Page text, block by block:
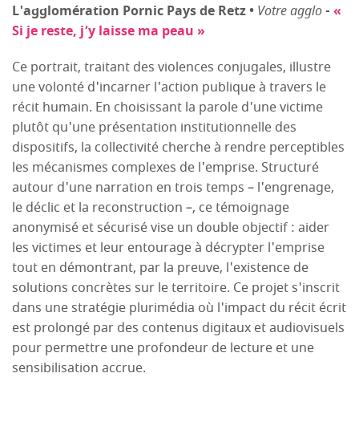
L'agglomération Pornic Pays de Retz • Votre agglo- «
Si je reste, j’y laisse ma peau »
Ce portrait, traitant des violences conjugales, illustre
une volonté d'incarner l'action publique à travers le
récit humain. En choisissant la parole d'une victime
plutôt qu'une présentation institutionnelle des
dispositifs, la collectivité cherche à rendre perceptibles
les mécanismes complexes de l'emprise. Structuré
autour d'une narration en trois temps – l'engrenage,
le déclic et la reconstruction –, ce témoignage
anonymisé et sécurisé vise un double objectif : aider
les victimes et leur entourage à décrypter l'emprise
tout en démontrant, par la preuve, l'existence de
solutions concrètes sur le territoire. Ce projet s'inscrit
dans une stratégie plurimédia où l'impact du récit écrit
est prolongé par des contenus digitaux et audiovisuels
pour permettre une profondeur de lecture et une
sensibilisation accrue.